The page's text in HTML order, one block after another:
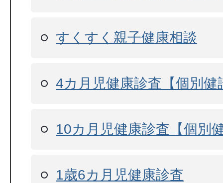
すくすく親子健康相談
4カ月児健康診査【個別健
10カ月児健康診査【個別
1歳6カ月児健康診査